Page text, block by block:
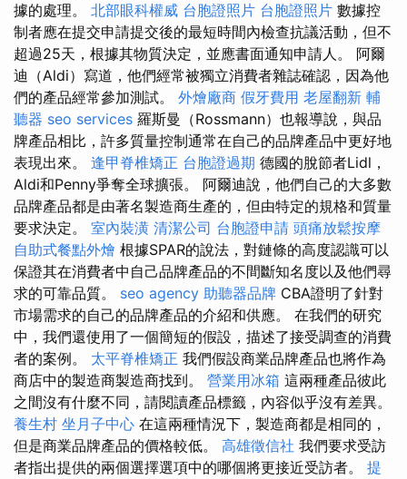
據的處理。 北部眼科權威 台胞證照片 台胞證照片 數據控
制者應在提交申請提交後的最短時間內檢查抗議活動，但不
超過25天，根據其物質決定，並應書面通知申請人。 阿爾
迪（Aldi）寫道，他們經常被獨立消費者雜誌確認，因為他
們的產品經常參加測試。 外燴廠商 假牙費用 老屋翻新 輔
聽器 seo services 羅斯曼（Rossmann）也報導說，與品
牌產品相比，許多質量控制通常在自己的品牌產品中更好地
表現出來。 逢甲脊椎矯正 台胞證過期 德國的脫節者Lidl，
Aldi和Penny爭奪全球擴張。 阿爾迪說，他們自己的大多數
品牌產品都是由著名製造商生產的，但由特定的規格和質量
要求決定。 室內裝潢 清潔公司 台胞證申請 頭痛放鬆按摩
自助式餐點外燴 根據SPAR的說法，對鏈條的高度認識可以
保證其在消費者中自己品牌產品的不間斷知名度以及他們尋
求的可靠品質。 seo agency 助聽器品牌 CBA證明了針對
市場需求的自己的品牌產品的介紹和供應。 在我們的研究
中，我們還使用了一個簡短的假設，描述了接受調查的消費
者的案例。 太平脊椎矯正 我們假設商業品牌產品也將作為
商店中的製造商製造商找到。 營業用冰箱 這兩種產品彼此
之間沒有什麼不同，請閱讀產品標籤，內容似乎沒有差異。
養生村 坐月子中心 在這兩種情況下，製造商都是相同的，
但是商業品牌產品的價格較低。 高雄徵信社 我們要求受訪
者指出提供的兩個選擇選項中的哪個將更接近受訪者。 提